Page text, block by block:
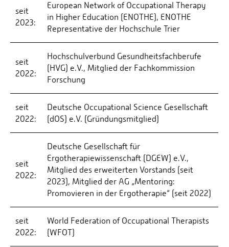
seit
2023:
European Network of Occupational Therapy
in Higher Education (ENOTHE), ENOTHE
Representative der Hochschule Trier
seit
2022:
Hochschulverbund Gesundheitsfachberufe
(HVG) e.V., Mitglied der Fachkommission
Forschung
seit
2022:
Deutsche Occupational Science Gesellschaft
(dOS) e.V. (Gründungsmitglied)
seit
2022:
Deutsche Gesellschaft für
Ergotherapiewissenschaft (DGEW) e.V.,
Mitglied des erweiterten Vorstands (seit
2023), Mitglied der AG „Mentoring:
Promovieren in der Ergotherapie“ (seit 2022)
seit
2022:
World Federation of Occupational Therapists
(WFOT)